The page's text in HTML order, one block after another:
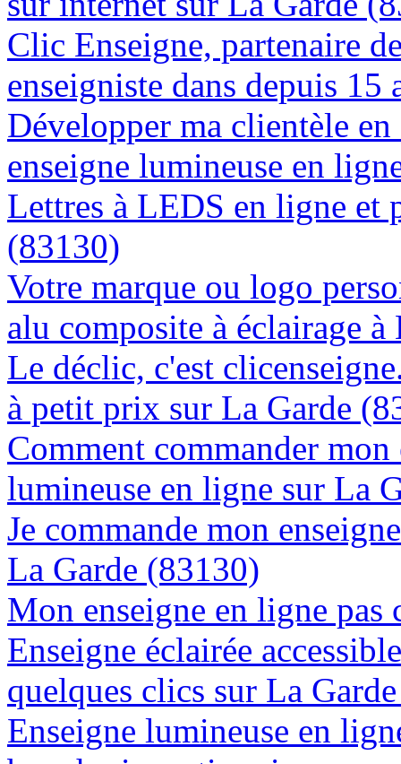
Clic Enseigne, partenaire
enseigniste dans depuis
Développer ma clientèle
enseigne lumineuse en
Lettres à LEDS en ligne et
(83130)
Votre marque ou logo
alu composite à éclairage
Le déclic, c'est
à petit prix sur La Garde
Comment commander
lumineuse en ligne sur La
Je commande mon
La Garde (83130)
Mon enseigne en ligne pas
Enseigne éclairée
quelques clics sur La
Enseigne lumineuse en